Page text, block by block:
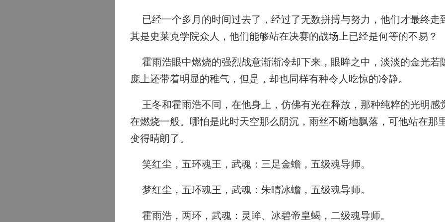
已经一个多月的时间过去了，经过了无数拼搏与努力，他们才最终走
其是史莱克学院众人，他们能够站在决赛的战场上已经是何等的不易？
霍雨浩眼中燃烧的强烈战意渐渐冷却下来，眼眸之中，淡淡的金光若
庞上还带着明显的稚气，但是，却也同样有种令人吃惊的冷静。
王冬和霍雨浩不同，在他身上，仿佛有光在释放，那种纯粹的光明感
在燃烧一般。哪怕是此时天空那么阴沉，雨丝不断地飘落，可他站在那
变得晴朗了。
笑红尘，五环魂王，武魂：三足金蟾，五级魂导师。
梦红尘，五环魂王，武魂：朱晴冰蟾，五级魂导师。
霍雨浩，两环，武魂：灵眸、冰碧帝皇蝎，二级魂导师。